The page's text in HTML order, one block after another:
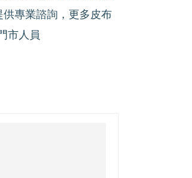
專業諮詢，更多皮布
市人員